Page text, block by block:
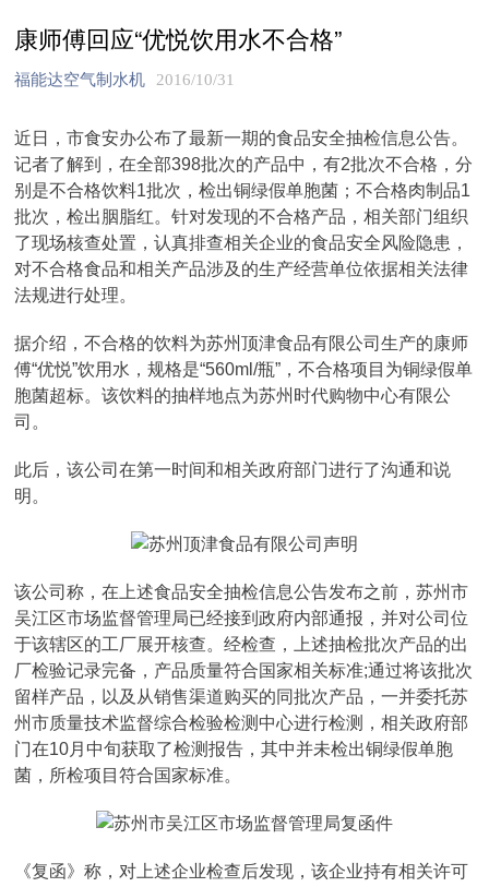
康师傅回应“优悦饮用水不合格”
福能达空气制水机 2016/10/31
近日，市食安办公布了最新一期的食品安全抽检信息公告。
记者了解到，在全部398批次的产品中，有2批次不合格，分
别是不合格饮料1批次，检出铜绿假单胞菌；不合格肉制品1
批次，检出胭脂红。针对发现的不合格产品，相关部门组织
了现场核查处置，认真排查相关企业的食品安全风险隐患，
对不合格食品和相关产品涉及的生产经营单位依据相关法律
法规进行处理。
据介绍，不合格的饮料为苏州顶津食品有限公司生产的康师
傅“优悦”饮用水，规格是“560ml/瓶”，不合格项目为铜绿假单
胞菌超标。该饮料的抽样地点为苏州时代购物中心有限公
司。
此后，该公司在第一时间和相关政府部门进行了沟通和说
明。
该公司称，在上述食品安全抽检信息公告发布之前，苏州市
吴江区市场监督管理局已经接到政府内部通报，并对公司位
于该辖区的工厂展开核查。经检查，上述抽检批次产品的出
厂检验记录完备，产品质量符合国家相关标准;通过将该批次
留样产品，以及从销售渠道购买的同批次产品，一并委托苏
州市质量技术监督综合检验检测中心进行检测，相关政府部
门在10月中旬获取了检测报告，其中并未检出铜绿假单胞
菌，所检项目符合国家标准。
《复函》称，对上述企业检查后发现，该企业持有相关许可